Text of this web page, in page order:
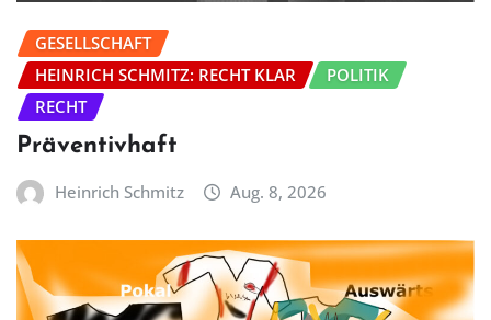
GESELLSCHAFT
HEINRICH SCHMITZ: RECHT KLAR
POLITIK
RECHT
Präventivhaft
Heinrich Schmitz Aug. 8, 2026